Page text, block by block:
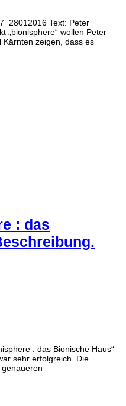
Text: Peter
„bionisphere“ wollen Peter
Kärnten zeigen, dass es
: das
: das Bionische Haus“
sehr erfolgreich. Die